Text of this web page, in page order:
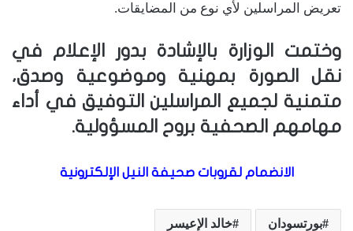
تعريض المراسلين لأي نوع من المضايقات.
وختمت الوزارة بالإشادة بدور الإعلام في
نقل الصورة بمهنية وموضوعية وصدق،
متمنية لجميع المراسلين التوفيق في أداء
مهامهم الصحفية بروح المسؤولية.
الانضمام لقروبات صحيفة النيل الإلكترونية
بورتسودان خالد الإعيسر